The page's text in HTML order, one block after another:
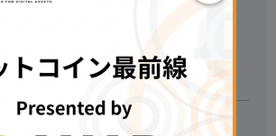
数.No1
◆銘柄数も最大級、手数料も安い
無料で口座開設する◁
【たくさんの銘柄で取引する人向け】